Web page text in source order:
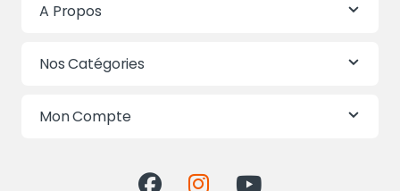
A Propos
Nos Catégories
Mon Compte